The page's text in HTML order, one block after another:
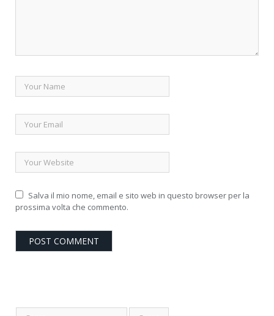
Salva il mio nome, email e sito web in questo browser per la
prossima volta che commento.